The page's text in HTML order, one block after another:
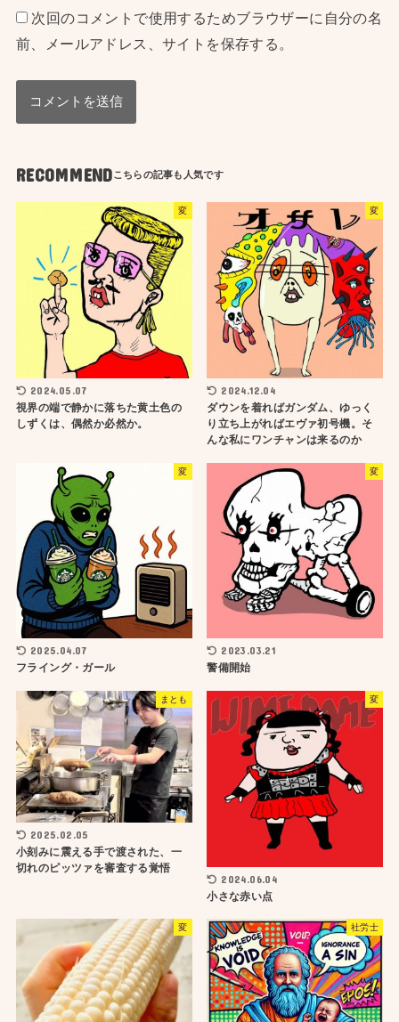
次回のコメントで使用するためブラウザーに自分の名
前、メールアドレス、サイトを保存する。
RECOMMEND
変
2024.05.07
視界の端で静かに落ちた黄土色の
しずくは、偶然か必然か。
変
2024.12.04
ダウンを着ればガンダム、ゆっく
り立ち上がればエヴァ初号機。そ
んな私にワンチャンは来るのか
変
2025.04.07
フライング・ガール
変
2023.03.21
警備開始
まとも
2025.02.05
小刻みに震える手で渡された、一
切れのピッツァを審査する覚悟
変
2024.06.04
小さな赤い点
変 社労士